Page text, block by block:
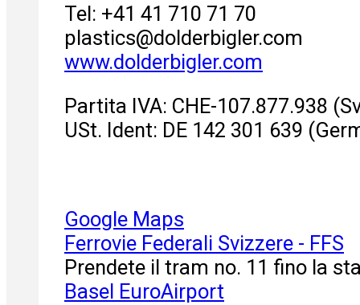
Tel: +41 41 710 71 70
plastics@dolderbigler.com
www.dolderbigler.com
Partita IVA: CHE-107.877.938
USt. Ident: DE 142 301 639
Google Maps
Ferrovie Federali Svizzere - FFS
Prendete il tram no. 11 fino la
Basel EuroAirport